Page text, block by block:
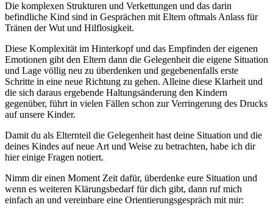
Die komplexen Strukturen und Verkettungen und das darin
befindliche Kind sind in Gesprächen mit Eltern oftmals Anlass für
Tränen der Wut und Hilflosigkeit.
Diese Komplexität im Hinterkopf und das Empfinden der eigenen
Emotionen gibt den Eltern dann die Gelegenheit die eigene Situation
und Lage völlig neu zu überdenken und gegebenenfalls erste
Schritte in eine neue Richtung zu gehen. Alleine diese Klarheit und
die sich daraus ergebende Haltungsänderung den Kindern
gegenüber, führt in vielen Fällen schon zur Verringerung des Drucks
auf unsere Kinder.
Damit du als Elternteil die Gelegenheit hast deine Situation und die
deines Kindes auf neue Art und Weise zu betrachten, habe ich dir
hier einige Fragen notiert.
Nimm dir einen Moment Zeit dafür, überdenke eure Situation und
wenn es weiteren Klärungsbedarf für dich gibt, dann ruf mich
einfach an und vereinbare eine Orientierungsgespräch mit mir: